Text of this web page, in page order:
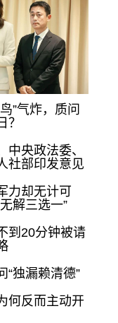
”气炸，质问
？
央政法委、
社部印发意见
力却无计可
解三选一”
到20分钟被请
“独漏赖清德”
何反而主动开